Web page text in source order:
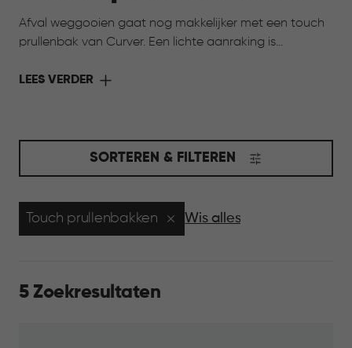
Afval weggooien gaat nog makkelijker met een touch
prullenbak van Curver. Een lichte aanraking is
handen vol zijn. Door de eigentijdse ontwerpen passen
dagelijks gemak gecombineerd met een verzorgde
uitstraling in huis.
LEES VERDER
SORTEREN & FILTEREN
Touch prullenbakken Wis alles
5 Zoekresultaten